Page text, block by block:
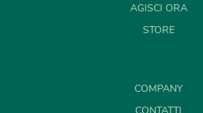
AGISCI ORA
STORE
COMPANY
CONTATTI